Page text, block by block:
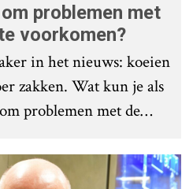
problemen met
voorkomen?
in het nieuws: koeien
zakken. Wat kun je als
problemen met de